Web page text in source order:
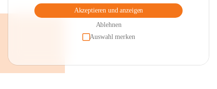
Akzeptieren und anzeigen
Ablehnen
Auswahl merken